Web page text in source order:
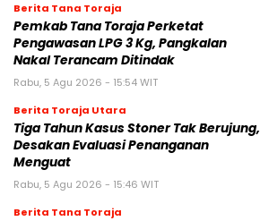
Berita Tana Toraja
Pemkab Tana Toraja Perketat
Pengawasan LPG 3 Kg, Pangkalan
Nakal Terancam Ditindak
Rabu, 5 Agu 2026 - 15:54 WIT
Berita Toraja Utara
Tiga Tahun Kasus Stoner Tak Berujung,
Desakan Evaluasi Penanganan
Menguat
Rabu, 5 Agu 2026 - 15:46 WIT
Berita Tana Toraja